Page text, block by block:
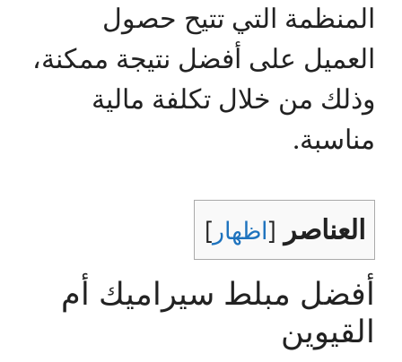
المنظمة التي تتيح حصول
العميل على أفضل نتيجة ممكنة،
وذلك من خلال تكلفة مالية
مناسبة.
العناصر [اظهار ]
أفضل مبلط سيراميك أم
القيوين